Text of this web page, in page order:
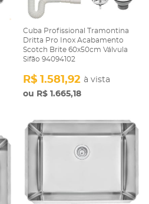
Cuba Profissional Tramontina
Dritta Pro Inox Acabamento
Scotch Brite 60x50cm Válvula
Sifão 94094102
R$ 1.665,18
R$ 1.581,92 à vista